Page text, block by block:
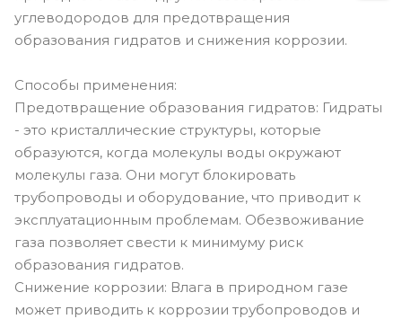
углеводородов для предотвращения
образования гидратов и снижения коррозии.
Способы применения:
Предотвращение образования гидратов: Гидраты
- это кристаллические структуры, которые
образуются, когда молекулы воды окружают
молекулы газа. Они могут блокировать
трубопроводы и оборудование, что приводит к
эксплуатационным проблемам. Обезвоживание
газа позволяет свести к минимуму риск
образования гидратов.
Снижение коррозии: Влага в природном газе
может приводить к коррозии трубопроводов и